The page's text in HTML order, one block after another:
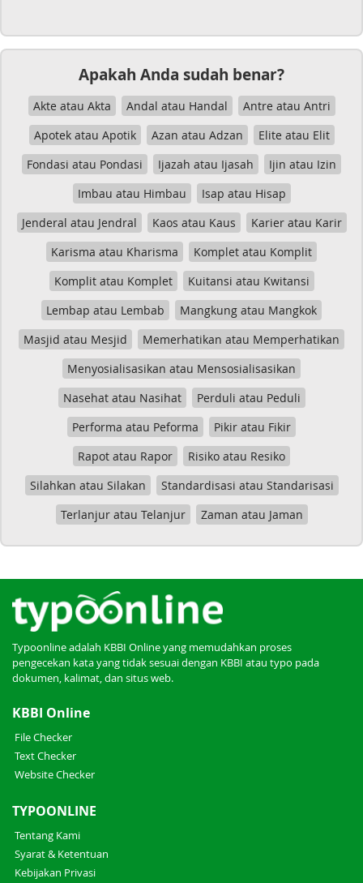
Apakah Anda sudah benar?
Akte atau Akta Andal atau Handal
Antre atau Antri
Apotek atau Apotik
Azan atau Adzan
Elite atau Elit
Fondasi atau Pondasi
Ijazah atau Ijasah
Ijin atau Izin
Imbau atau Himbau
Isap atau Hisap
Jenderal atau Jendral
Kaos atau Kaus
Karier atau Karir
Karisma atau Kharisma
Komplet atau Komplit
Komplit atau Komplet
Kuitansi atau Kwitansi
Lembap atau Lembab
Mangkung atau Mangkok
Masjid atau Mesjid
Memerhatikan atau Memperhatikan
Menyosialisasikan atau Mensosialisasikan
Nasehat atau Nasihat
Perduli atau Peduli
Performa atau Peforma
Pikir atau Fikir
Rapot atau Rapor
Risiko atau Resiko
Silahkan atau Silakan
Standardisasi atau Standarisasi
Terlanjur atau Telanjur
Zaman atau Jaman
Typoonline adalah KBBI Online yang memudahkan proses
pengecekan kata yang tidak sesuai dengan KBBI atau typo pada
dokumen, kalimat, dan situs web.
KBBI Online
File Checker
Text Checker
Website Checker
TYPOONLINE
Tentang Kami
Syarat & Ketentuan
Kebijakan Privasi